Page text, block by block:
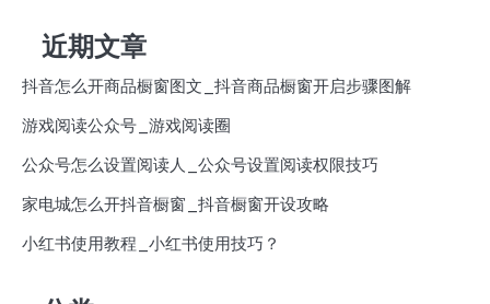
近期文章
抖音怎么开商品橱窗图文_抖音商品橱窗开启步骤图解
游戏阅读公众号_游戏阅读圈
公众号怎么设置阅读人_公众号设置阅读权限技巧
家电城怎么开抖音橱窗_抖音橱窗开设攻略
小红书使用教程_小红书使用技巧？